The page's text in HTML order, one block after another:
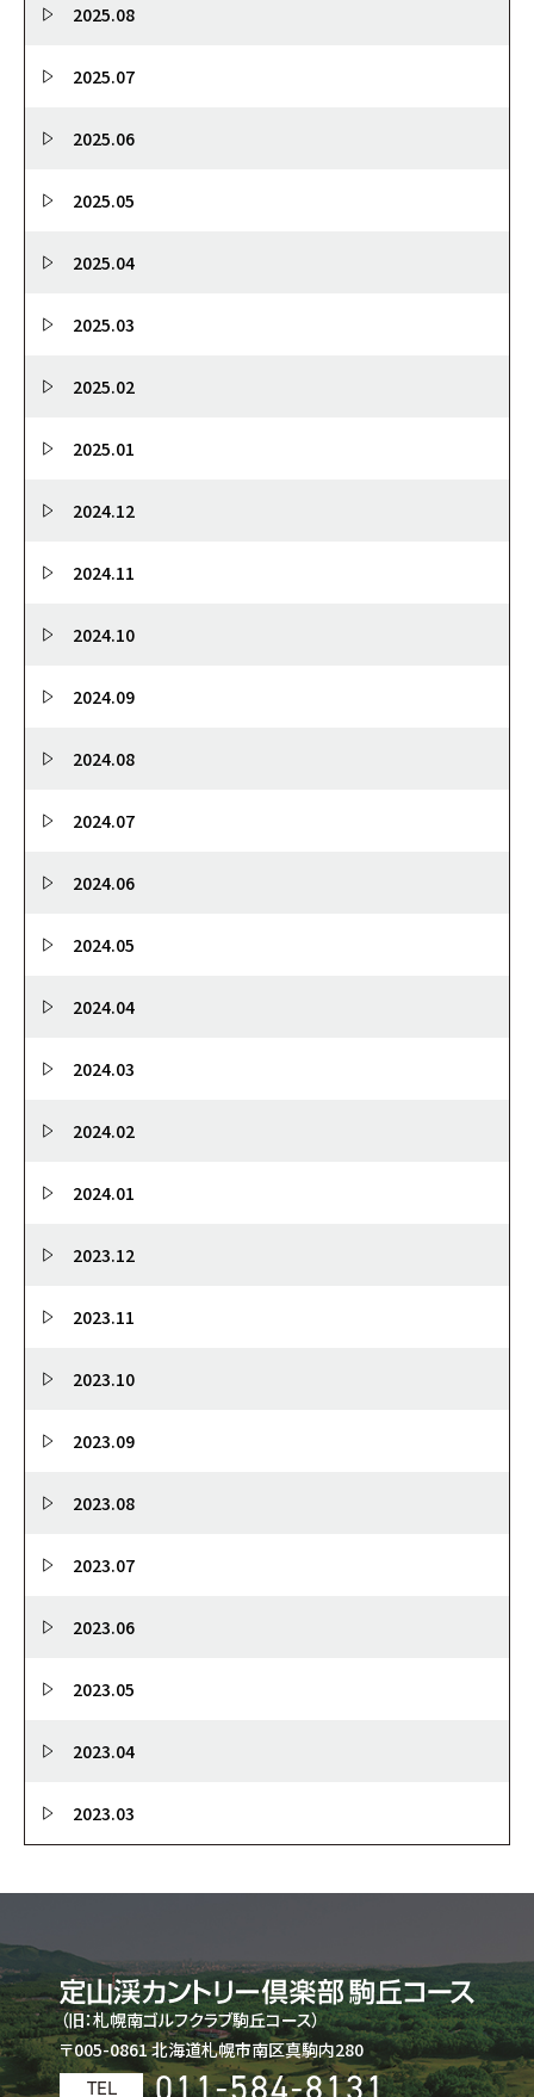
2025.08
2025.07
2025.06
2025.05
2025.04
2025.03
2025.02
2025.01
2024.12
2024.11
2024.10
2024.09
2024.08
2024.07
2024.06
2024.05
2024.04
2024.03
2024.02
2024.01
2023.12
2023.11
2023.10
2023.09
2023.08
2023.07
2023.06
2023.05
2023.04
2023.03
（旧：札幌南ゴルフクラブ駒丘コース）
〒005-0861 北海道札幌市南区真駒内280
TEL